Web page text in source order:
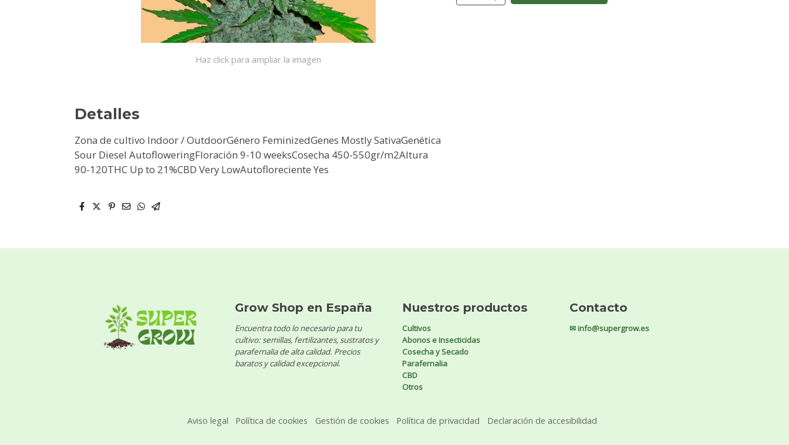
Haz click para ampliar la imagen
Detalles
Zona de cultivo Indoor / OutdoorGénero FeminizedGenes Mostly SativaGenética
Sour Diesel AutofloweringFloración 9-10 weeksCosecha 450-550gr/m2Altura
90-120THC Up to 21%CBD Very LowAutofloreciente Yes
Grow Shop en España
Encuentra todo lo necesario para tu
cultivo: semillas, fertilizantes, sustratos y
parafernalia de alta calidad. Precios
baratos y calidad excepcional.
Nuestros productos
Cultivos
Abonos e Insecticidas
Cosecha y Secado
Parafernalia
CBD
Otros
Contacto
✉ info@supergrow.es
Aviso legal Política de cookies Gestión de cookies Política de privacidad Declaración de accesibilidad